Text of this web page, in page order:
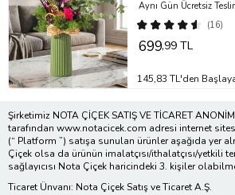
(16)
Aynı Gün Ücretsiz
699,99 TL
145,83 TL'den
Şirketimiz NOTA ÇİÇEK SATIŞ VE TİCARET
tarafından www.notacicek.com adresi internet
(“ Platform ”) satışa sunulan ürünler aşağıda yer
Çiçek olsa da ürünün imalatçısı/ithalatçısı/yetkili
sağlayıcısı Nota Çiçek haricindeki 3. kişiler
Ticaret Ünvanı: Nota Çiçek Satış ve Ticaret A.Ş.